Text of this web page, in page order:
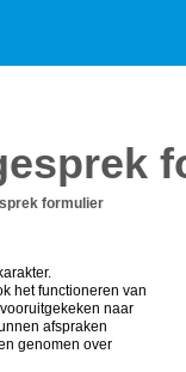
formulier
het functioneren van
naar
afspraken
genomen over